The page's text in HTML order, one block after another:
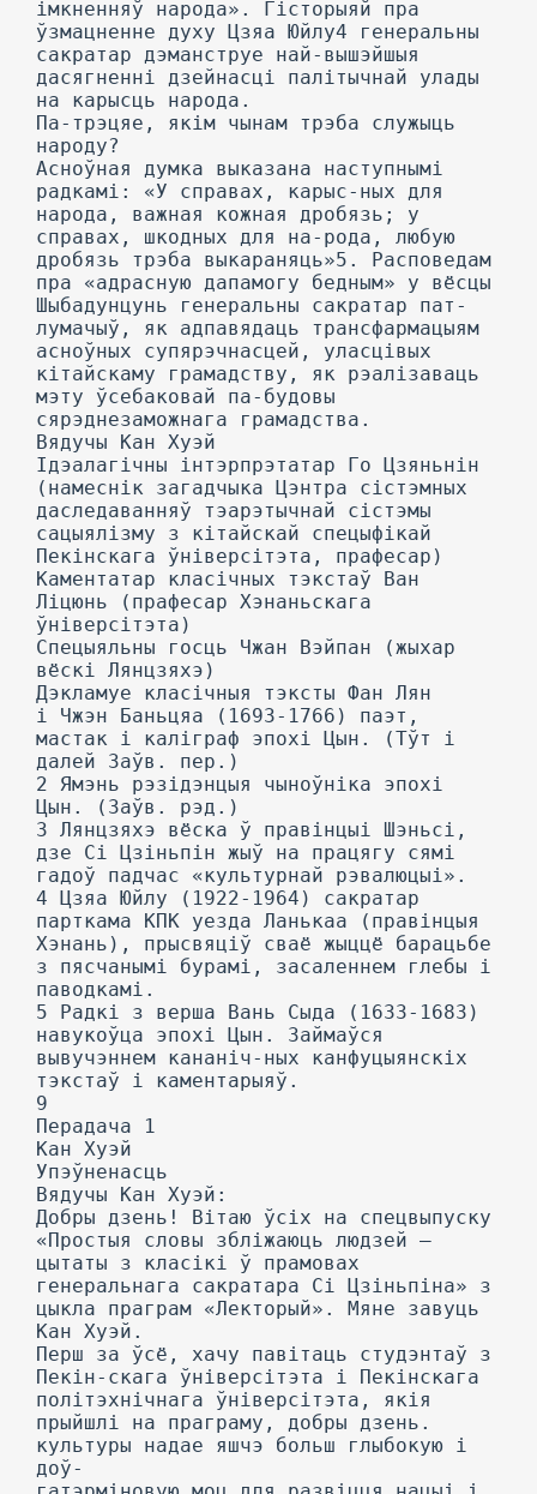
імкненняў народа». Гісторыяй пра
ўзмацненне духу Цзяа Юйлу4 генеральны
сакратар дэманструе най-вышэйшыя
дасягненні дзейнасці палітычнай улады
на карысць народа.
Па-трэцяе, якім чынам трэба служыць
народу?
Асноўная думка выказана наступнымі
радкамі: «У справах, карыс-ных для
народа, важная кожная дробязь; у
справах, шкодных для на-рода, любую
дробязь трэба выкараняць»5. Расповедам
пра «адрасную дапамогу бедным» у вёсцы
Шыбадунцунь генеральны сакратар пат-
лумачыў, як адпавядаць трансфармацыям
асноўных супярэчнасцей, уласцівых
кітайскаму грамадству, як рэалізаваць
мэту ўсебаковай па-будовы
сярэднезаможнага грамадства.
Вядучы Кан Хуэй
Ідэалагічны інтэрпрэтатар Го Цзяньнін
(намеснік загадчыка Цэнтра сістэмных
даследаванняў тэарэтычнай сістэмы
сацыялізму з кітайскай спецыфікай
Пекінскага ўніверсітэта, прафесар)
Каментатар класічных тэкстаў Ван
Ліцюнь (прафесар Хэнаньскага
ўніверсітэта)
Спецыяльны госць Чжан Вэйпан (жыхар
вёскі Лянцзяхэ)
Дэкламуе класічныя тэксты Фан Лян
і Чжэн Баньцяа (1693-1766) паэт,
мастак і каліграф эпохі Цын. (Тўт і
далей Заўв. пер.)
2 Ямэнь рэзідэнцыя чыноўніка эпохі
Цын. (Заўв. рэд.)
3 Лянцзяхэ вёска ў правінцыі Шэньсі,
дзе Сі Цзіньпін жыў на працягу сямі
гадоў падчас «культурнай рэвалюцыі».
4 Цзяа Юйлу (1922-1964) сакратар
парткама КПК уезда Ланькаа (правінцыя
Хэнань), прысвяціў сваё жыццё барацьбе
з пясчанымі бурамі, засаленнем глебы і
паводкамі.
5 Радкі з верша Вань Сыда (1633-1683)
навукоўца эпохі Цын. Займаўся
вывучэннем кананіч-ных канфуцыянскіх
тэкстаў і каментарыяў.
9
Перадача 1
Кан Хуэй
Упэўненасць
Вядучы Кан Хуэй:
Добры дзень! Вітаю ўсіх на спецвыпуску
«Простыя словы збліжаюць людзей —
цытаты з класікі ў прамовах
генеральнага сакратара Сі Цзіньпіна» з
цыкла праграм «Лекторый». Мяне завуць
Кан Хуэй.
Перш за ўсё, хачу павітаць студэнтаў з
Пекін-скага ўніверсітэта і Пекінскага
політэхнічнага ўніверсітэта, якія
прыйшлі на праграму, добры дзень.
культуры надае яшчэ больш глыбокую і
доў-